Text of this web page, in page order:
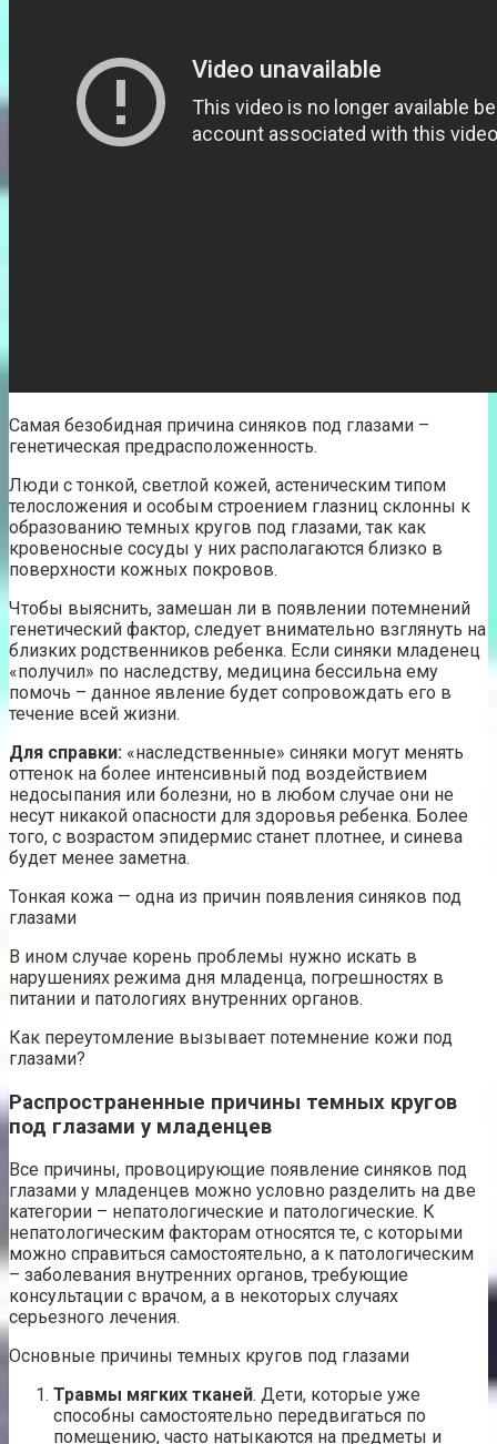
Самая безобидная причина синяков под глазами –
генетическая предрасположенность.
Люди с тонкой, светлой кожей, астеническим типом
телосложения и особым строением глазниц склонны к
образованию темных кругов под глазами, так как
кровеносные сосуды у них располагаются близко в
поверхности кожных покровов.
Чтобы выяснить, замешан ли в появлении потемнений
генетический фактор, следует внимательно взглянуть на
близких родственников ребенка. Если синяки младенец
«получил» по наследству, медицина бессильна ему
помочь – данное явление будет сопровождать его в
течение всей жизни.
Для справки: «наследственные» синяки могут менять
оттенок на более интенсивный под воздействием
недосыпания или болезни, но в любом случае они не
несут никакой опасности для здоровья ребенка. Более
того, с возрастом эпидермис станет плотнее, и синева
будет менее заметна.
Тонкая кожа — одна из причин появления синяков под
глазами
В ином случае корень проблемы нужно искать в
нарушениях режима дня младенца, погрешностях в
питании и патологиях внутренних органов.
Как переутомление вызывает потемнение кожи под
глазами?
Распространенные причины темных кругов
под глазами у младенцев
Все причины, провоцирующие появление синяков под
глазами у младенцев можно условно разделить на две
категории – непатологические и патологические. К
непатологическим факторам относятся те, с которыми
можно справиться самостоятельно, а к патологическим
– заболевания внутренних органов, требующие
консультации с врачом, а в некоторых случаях
серьезного лечения.
Основные причины темных кругов под глазами
Травмы мягких тканей. Дети, которые уже
способны самостоятельно передвигаться по
помещению, часто натыкаются на предметы и